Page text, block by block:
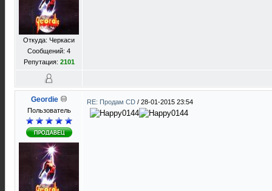
Откуда: Черкаси
Сообщений: 4
Репутация: 2101
Geordie
Пользователь
RE: Продам CD / 28-01-2015 23:54